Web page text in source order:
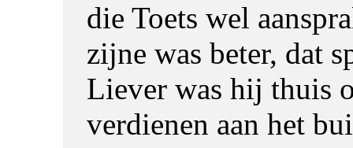
die Toets wel
zijne was beter, dat
Liever was hij thuis
verdienen aan het